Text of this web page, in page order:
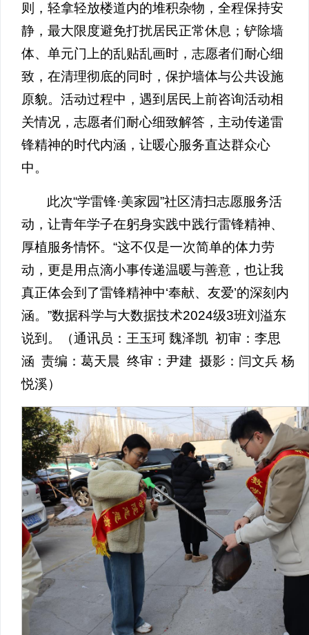
则，轻拿轻放楼道内的堆积杂物，全程保持安
静，最大限度避免打扰居民正常休息；铲除墙
体、单元门上的乱贴乱画时，志愿者们耐心细
致，在清理彻底的同时，保护墙体与公共设施
原貌。活动过程中，遇到居民上前咨询活动相
关情况，志愿者们耐心细致解答，主动传递雷
锋精神的时代内涵，让暖心服务直达群众心
中。
此次“学雷锋·美家园”社区清扫志愿服务活
动，让青年学子在躬身实践中践行雷锋精神、
厚植服务情怀。“这不仅是一次简单的体力劳
动，更是用点滴小事传递温暖与善意，也让我
真正体会到了雷锋精神中‘奉献、友爱’的深刻内
涵。”数据科学与大数据技术2024级3班刘溢东
说到。（通讯员：王玉珂 魏泽凯 初审：李思
涵 责编：葛天晨 终审：尹建 摄影：闫文兵 杨
悦溪）